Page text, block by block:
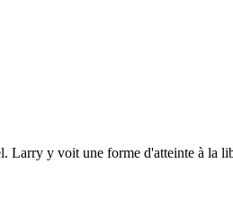
Larry y voit une forme d'atteinte à la